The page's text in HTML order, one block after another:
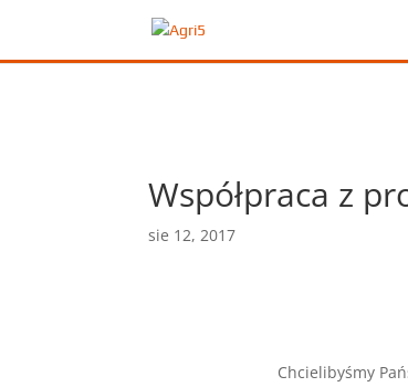
Współpraca z
sie 12, 2017
Chcielibyśmy